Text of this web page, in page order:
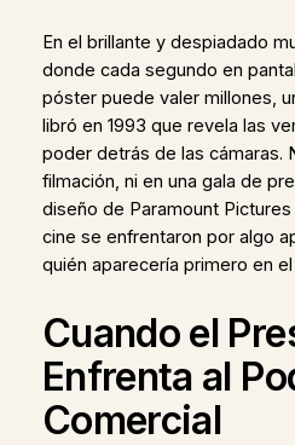
En el brillante y despiadado
donde cada segundo en
póster puede valer millones,
libró en 1993 que revela las
poder detrás de las cámaras.
filmación, ni en una gala de
diseño de Paramount
cine se enfrentaron por algo
quién aparecería primero en
Cuando el
Enfrenta al
Comercial